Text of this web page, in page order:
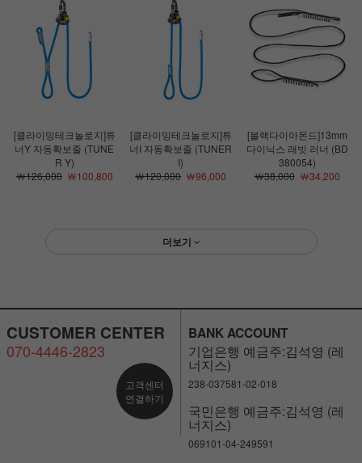
[클라이밍테크놀로지]튜
너Y 자동확보줄 (TUNE
R Y)
￦126,000￦100,800
[클라이밍테크놀로지]튜
너I 자동확보줄 (TUNER
I)
￦120,000 ￦96,000
[블랙다이아몬드]13mm
다이닉스 래빗 러너 (BD
380054)
￦38,000￦34,200
더보기
CUSTOMER CENTER
070-4446-2823
고객센터
연결하기
BANK ACCOUNT
기업은행 예금주:김석영 (레
너지스)
238-037581-02-018
국민은행 예금주:김석영 (레
너지스)
069101-04-249591